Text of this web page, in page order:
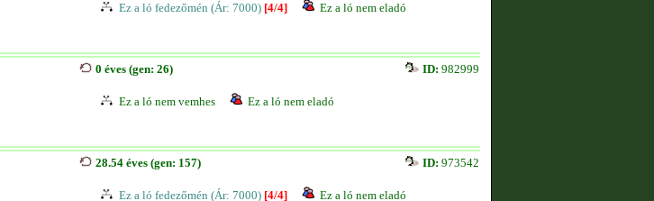
Ez a ló fedezőmén (Ár: 7000) [4/4] Ez a ló nem eladó
0 éves (gen: 26) ID: 982999
Ez a ló nem vemhes Ez a ló nem eladó
28.54 éves (gen: 157) ID: 973542
Ez a ló fedezőmén (Ár: 7000) [4/4] Ez a ló nem eladó